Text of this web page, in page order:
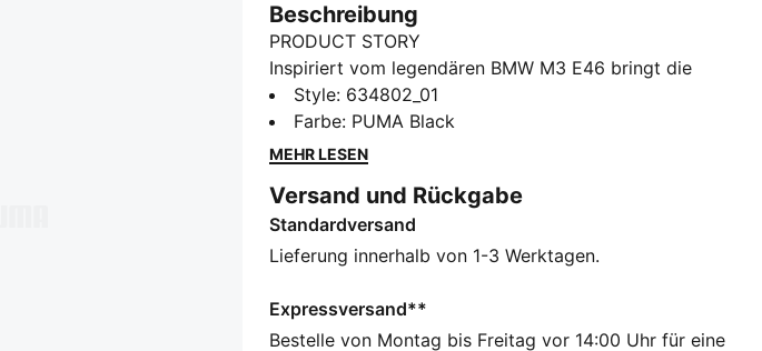
Beschreibung
PRODUCT STORY
Inspiriert vom legendären BMW M3 E46 bringt die
PUMA x BMW M MOTORSPORT Kollektion echte
Rennstrecken-Energie auf die Straße. Mit lässigen
Passformen und auffälligen Grafiken in den
Motorsport-Erbe in aktuellen Versionen. Diese Jacke
beeindruckt mit vom M3 E46 inspirierten Cutlines.
FEATURES + VORTEILE
Kleidungsstück zu mindestens 95 % aus
Recyclingmaterial von Textilabfällen und anderen
Style: 634802_01
Farbe: PUMA Black
MEHR LESEN
Versand und Rückgabe
Standardversand
Lieferung innerhalb von 1-3 Werktagen.
Expressversand**
Bestelle von Montag bis Freitag vor 14:00 Uhr für eine